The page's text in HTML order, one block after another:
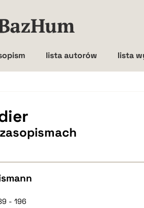
lista autorów lista
- 196